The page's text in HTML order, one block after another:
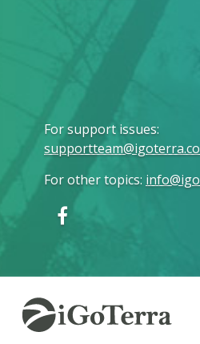
For support issues:
For other topics: